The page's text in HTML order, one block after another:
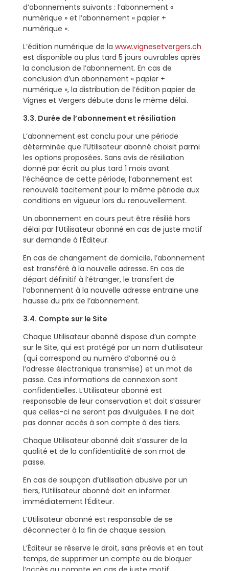
d’abonnements suivants : l’abonnement «
numérique » et l’abonnement « papier +
numérique ».
L’édition numérique de la www.vignesetvergers.ch
est disponible au plus tard 5 jours ouvrables après
la conclusion de l’abonnement. En cas de
conclusion d’un abonnement « papier +
numérique », la distribution de l’édition papier de
Vignes et Vergers débute dans le même délai.
3.3. Durée de l’abonnement et résiliation
L’abonnement est conclu pour une période
déterminée que l’Utilisateur abonné choisit parmi
les options proposées. Sans avis de résiliation
donné par écrit au plus tard 1 mois avant
l’échéance de cette période, l’abonnement est
renouvelé tacitement pour la même période aux
conditions en vigueur lors du renouvellement.
Un abonnement en cours peut être résilié hors
délai par l’Utilisateur abonné en cas de juste motif
sur demande à l’Éditeur.
En cas de changement de domicile, l’abonnement
est transféré à la nouvelle adresse. En cas de
départ définitif à l’étranger, le transfert de
l’abonnement à la nouvelle adresse entraine une
hausse du prix de l’abonnement.
3.4. Compte sur le Site
Chaque Utilisateur abonné dispose d’un compte
sur le Site, qui est protégé par un nom d’utilisateur
(qui correspond au numéro d’abonné ou à
l’adresse électronique transmise) et un mot de
passe. Ces informations de connexion sont
confidentielles. L’Utilisateur abonné est
responsable de leur conservation et doit s’assurer
que celles-ci ne seront pas divulguées. Il ne doit
pas donner accès à son compte à des tiers.
Chaque Utilisateur abonné doit s’assurer de la
qualité et de la confidentialité de son mot de
passe.
En cas de soupçon d’utilisation abusive par un
tiers, l’Utilisateur abonné doit en informer
immédiatement l’Éditeur.
L’Utilisateur abonné est responsable de se
déconnecter à la fin de chaque session.
L’Éditeur se réserve le droit, sans préavis et en tout
temps, de supprimer un compte ou de bloquer